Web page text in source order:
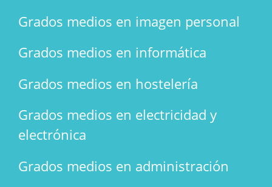
Grados medios en imagen personal
Grados medios en informática
Grados medios en hostelería
Grados medios en electricidad y
electrónica
Grados medios en administración